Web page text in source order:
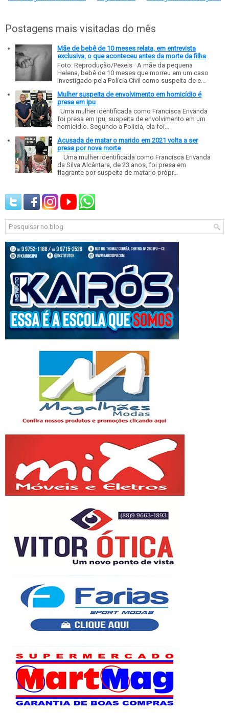
Postagens mais visitadas do mês
Mãe de bebê de 10 meses relata, em entrevista
exclusiva, o que aconteceu antes da morte da filha
Foto: Reprodução/Pexels A mãe da pequena
Helena, bebê de 10 meses que morreu em um caso
investigado pela Polícia Civil como suspeita de e...
Mulher suspeita de envolvimento em homicídio é
presa em Ipu
Uma mulher identificada como Francisca Erivanda
foi presa em Ipu, suspeita de envolvimento em um
homicídio. Segundo a Polícia, ela foi...
Acusada de matar o marido em 2021 volta a ser
presa por nova morte
Uma mulher identificada como Francisca Erivanda
da Silva Alcântara, de 23 anos, foi presa em
flagrante por suspeita de matar o própr...